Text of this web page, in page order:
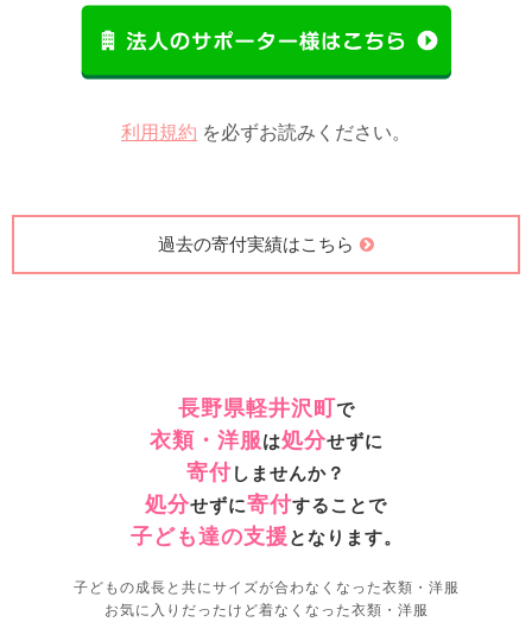
利用規約 を必ずお読みください。
過去の寄付実績はこちら
長野県軽井沢町 で
衣類・洋服は処分せずに
寄付しませんか？
処分せずに寄付することで
子ども達の支援 となります。
子どもの成長と共にサイズが合わなくなった衣類・洋服
お気に入りだったけど着なくなった衣類・洋服